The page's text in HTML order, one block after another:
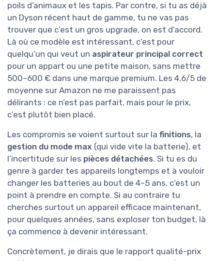
poils d’animaux et les tapis. Par contre, si tu as déjà
un Dyson récent haut de gamme, tu ne vas pas
trouver que c’est un gros upgrade, on est d’accord.
Là où ce modèle est intéressant, c’est pour
quelqu’un qui veut un aspirateur principal correct
pour un appart ou une petite maison, sans mettre
500–600 € dans une marque premium. Les 4,6/5 de
moyenne sur Amazon ne me paraissent pas
délirants : ce n’est pas parfait, mais pour le prix,
c’est plutôt bien placé.
Les compromis se voient surtout sur la finitions, la
gestion du mode max (qui vide vite la batterie), et
l’incertitude sur les pièces détachées. Si tu es du
genre à garder tes appareils longtemps et à vouloir
changer les batteries au bout de 4–5 ans, c’est un
point à prendre en compte. Si au contraire tu
cherches surtout un appareil efficace maintenant,
pour quelques années, sans exploser ton budget, là
ça commence à devenir intéressant.
Concrètement, je dirais que le rapport qualité-prix